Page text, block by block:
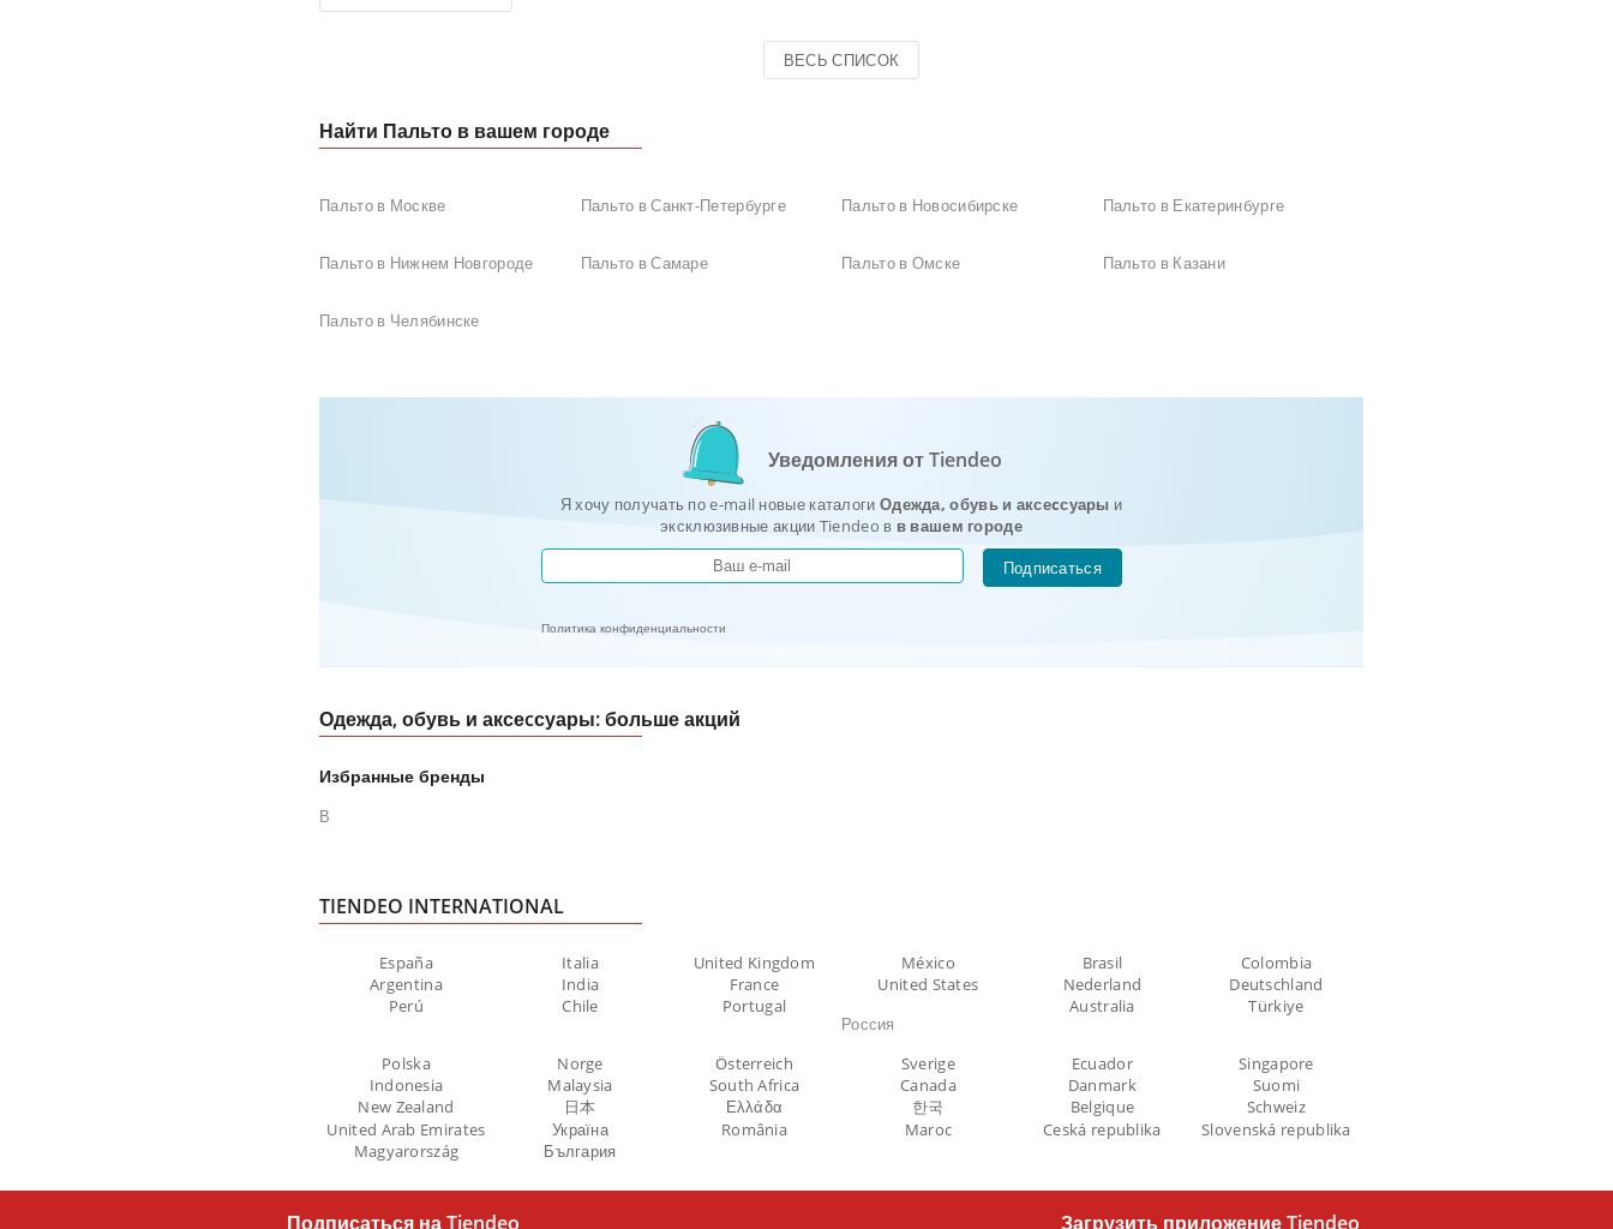
ВЕСЬ СПИСОК
Найти Пальто в вашем городе
Пальто в Москве Пальто в Санкт-Петербурге Пальто в Новосибирске Пальто в Екатеринбурге
Пальто в Нижнем Новгороде Пальто в Самаре Пальто в Омске Пальто в Казани
Пальто в Челябинске
Уведомления от Tiendeo
Я хочу получать по e-mail новые каталоги Одежда, обувь и аксеcсуары и
эксклюзивные акции Tiendeo в в вашем городе
Подписаться
Политика конфиденциальности
Одежда, обувь и аксеcсуары: больше акций
Избранные бренды
В
TIENDEO INTERNATIONAL
España Italia United Kingdom México Brasil
Colombia
Argentina
India France United States Nederland
Deutschland
Perú
Chile
Portugal
Россия
Australia Türkiye
Polska Norge Österreich Sverige Ecuador
Singapore
Indonesia
Malaysia South Africa Canada Danmark
Suomi
New Zealand
日本 Ελλάδα 한국 Belgique
Schweiz
United Arab Emirates
Україна România Maroc Ceská republika
Slovenská republika
Magyarország
България
Подписаться на Tiendeo Загрузить приложение Tiendeo